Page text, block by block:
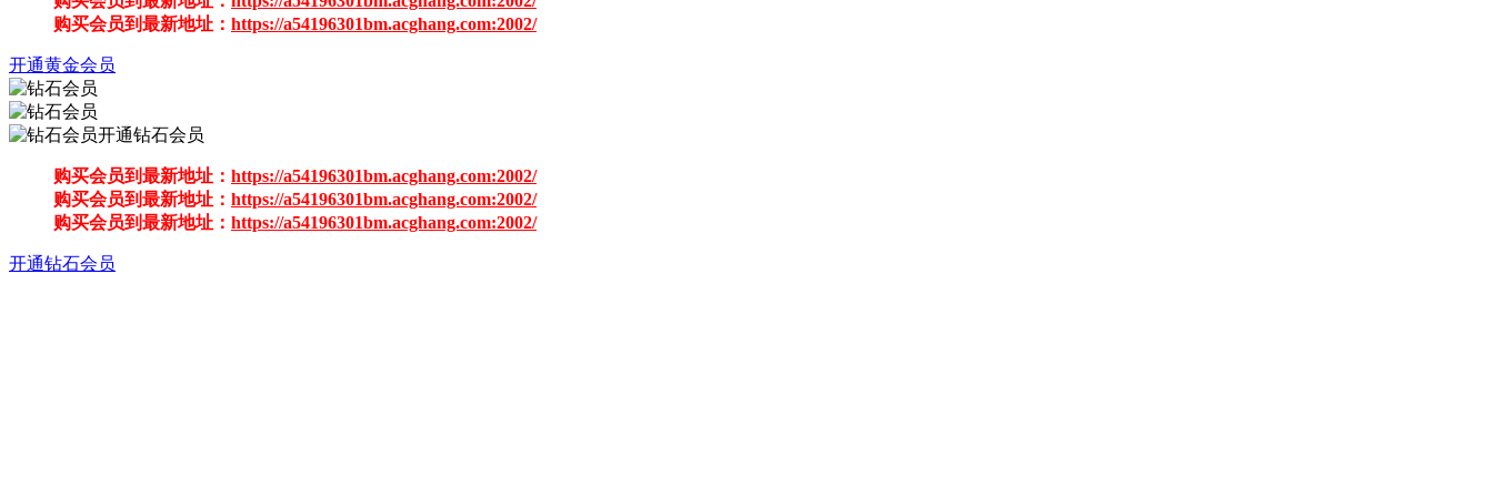
购买会员到最新地址： https://a54196301bm.acghang.com:2002/
开通黄金会员
开通钻石会员
购买会员到最新地址： https://a54196301bm.acghang.com:2002/
购买会员到最新地址： https://a54196301bm.acghang.com:2002/
购买会员到最新地址： https://a54196301bm.acghang.com:2002/
开通钻石会员